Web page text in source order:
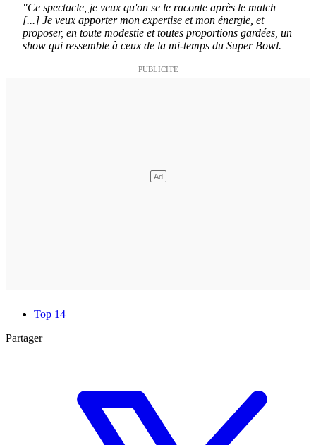
"Ce spectacle, je veux qu'on se le raconte après le match
[...] Je veux apporter mon expertise et mon énergie, et
proposer, en toute modestie et toutes proportions gardées, un
show qui ressemble à ceux de la mi-temps du Super Bowl.
Top 14
Partager